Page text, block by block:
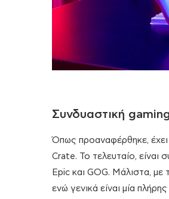
Συνδυαστική
Όπως προαναφέρθηκε,
Crate. Το τελευταίο, είναι
Epic και GOG. Μάλιστα,
ενώ γενικά είναι μία